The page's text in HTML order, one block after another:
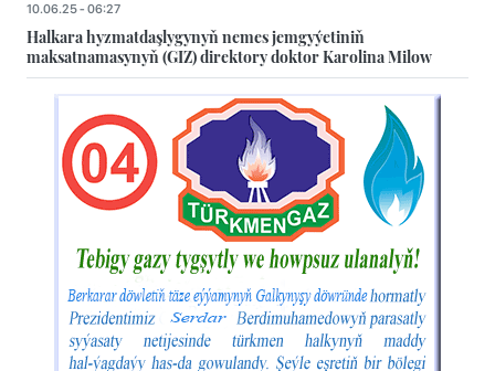
10.06.25 - 06:27
Halkara hyzmatdaşlygynyň nemes jemgyýetiniň
maksatnamasynyň (GIZ) direktory doktor Karolina Milow